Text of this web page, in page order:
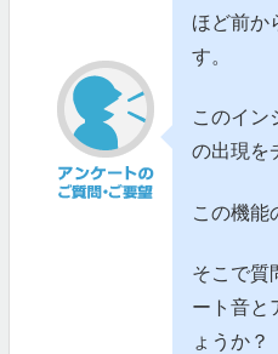
ほど前か
す。
このイン
の出現を
この機能
そこで質
ート音と
ょうか？